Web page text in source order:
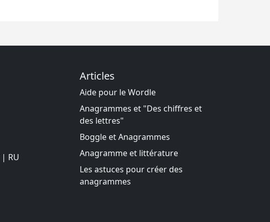
| RU
Articles
Aide pour le Wordle
Anagrammes et "Des chiffres et
des lettres"
Boggle et Anagrammes
Anagramme et littérature
Les astuces pour créer des
anagrammes